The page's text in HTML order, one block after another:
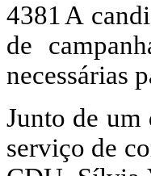
A
de
necessárias
Junto de um
serviço de